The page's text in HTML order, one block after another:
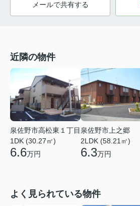
メールで共有する
近隣の物件
泉佐野市高松東１丁目
1DK (30.27㎡)
6.6万円
泉佐野市上之郷
2LDK (58.21㎡)
6.3万円
よく見られている物件